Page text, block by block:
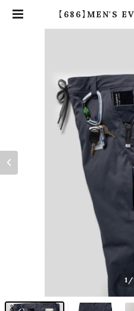
【686】MEN'S
1 /